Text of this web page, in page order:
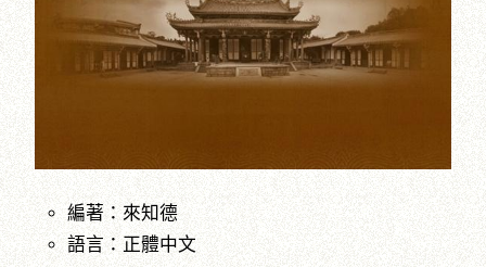
編著：來知德
語言：正體中文